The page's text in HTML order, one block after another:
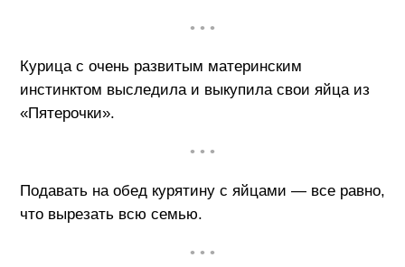
• • •
Курица с очень развитым материнским
инстинктом выследила и выкупила свои яйца из
«Пятерочки».
• • •
Подавать на обед курятину с яйцами — все равно,
что вырезать всю семью.
• • •